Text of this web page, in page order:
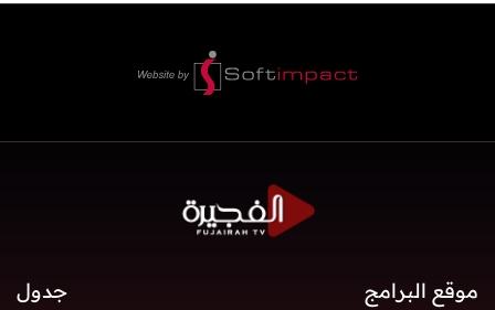
موقع البرامج
جدول